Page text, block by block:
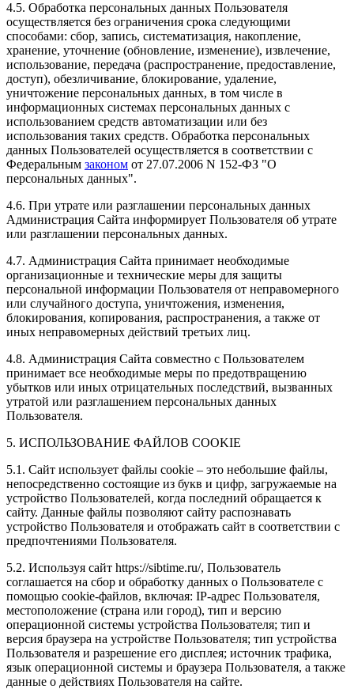
4.5. Обработка персональных данных Пользователя
осуществляется без ограничения срока следующими
способами: сбор, запись, систематизация, накопление,
хранение, уточнение (обновление, изменение), извлечение,
использование, передача (распространение, предоставление,
доступ), обезличивание, блокирование, удаление,
уничтожение персональных данных, в том числе в
информационных системах персональных данных с
использованием средств автоматизации или без
использования таких средств. Обработка персональных
данных Пользователей осуществляется в соответствии с
Федеральным законом от 27.07.2006 N 152-ФЗ "О
персональных данных".
4.6. При утрате или разглашении персональных данных
Администрация Сайта информирует Пользователя об утрате
или разглашении персональных данных.
4.7. Администрация Сайта принимает необходимые
организационные и технические меры для защиты
персональной информации Пользователя от неправомерного
или случайного доступа, уничтожения, изменения,
блокирования, копирования, распространения, а также от
иных неправомерных действий третьих лиц.
4.8. Администрация Сайта совместно с Пользователем
принимает все необходимые меры по предотвращению
убытков или иных отрицательных последствий, вызванных
утратой или разглашением персональных данных
Пользователя.
5. ИСПОЛЬЗОВАНИЕ ФАЙЛОВ COOKIE
5.1. Сайт использует файлы cookie – это небольшие файлы,
непосредственно состоящие из букв и цифр, загружаемые на
устройство Пользователей, когда последний обращается к
сайту. Данные файлы позволяют сайту распознавать
устройство Пользователя и отображать сайт в соответствии с
предпочтениями Пользователя.
5.2. Используя сайт https://sibtime.ru/, Пользователь
соглашается на сбор и обработку данных о Пользователе с
помощью cookie-файлов, включая: IP-адрес Пользователя,
местоположение (страна или город), тип и версию
операционной системы устройства Пользователя; тип и
версия браузера на устройстве Пользователя; тип устройства
Пользователя и разрешение его дисплея; источник трафика,
язык операционной системы и браузера Пользователя, а также
данные о действиях Пользователя на сайте.